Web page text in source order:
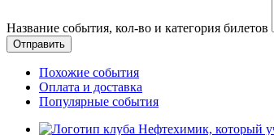
Название события, кол-во и категория билетов
Похожие события
Оплата и доставка
Популярные события